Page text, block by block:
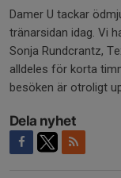
Damer U tackar
tränarsidan idag. Vi
Sonja Rundcrantz,
alldeles för korta
besöken är otroligt
Dela nyhet